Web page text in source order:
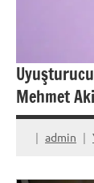
Mehmet
admin